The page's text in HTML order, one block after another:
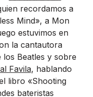
recordamos a
Mind», a Mon
estuvimos en
la cantautora
Beatles y sobre
Favila, hablando
libro «Shooting
bateristas